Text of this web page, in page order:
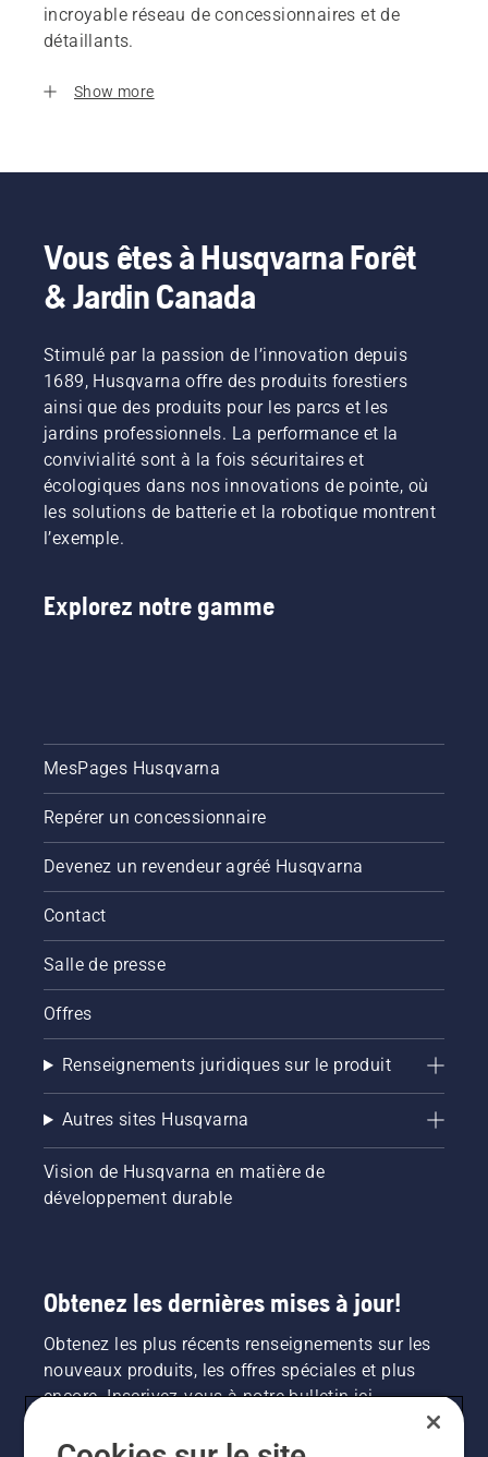
incroyable réseau de concessionnaires et de
détaillants.
Show more
Vous êtes à Husqvarna Forêt
& Jardin Canada
Stimulé par la passion de l’innovation depuis
1689, Husqvarna offre des produits forestiers
ainsi que des produits pour les parcs et les
jardins professionnels. La performance et la
convivialité sont à la fois sécuritaires et
écologiques dans nos innovations de pointe, où
les solutions de batterie et la robotique montrent
l’exemple.
Explorez notre gamme
MesPages Husqvarna
Repérer un concessionnaire
Devenez un revendeur agréé Husqvarna
Contact
Salle de presse
Offres
Renseignements juridiques sur le produit
Autres sites Husqvarna
Vision de Husqvarna en matière de
développement durable
Obtenez les dernières mises à jour!
Obtenez les plus récents renseignements sur les
nouveaux produits, les offres spéciales et plus
encore. Inscrivez-vous à notre bulletin ici.